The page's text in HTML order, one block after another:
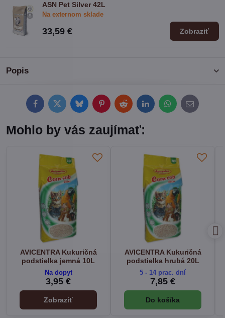
Popis
FacebookTwitterBlueskyPinterestRedditLinkedInWhatsApp
E-
mail
ASN Pet Silver 42L
Na externom sklade
33,59 € Zobraziť
Mohlo by vás zaujímať:
AVICENTRA Kukuričná
podstielka jemná 10L
Na dopyt
3,95 €
Zobraziť
AVICENTRA Kukuričná
podstielka hrubá 20L
5 - 14 prac. dní
7,85 €
Do košíka